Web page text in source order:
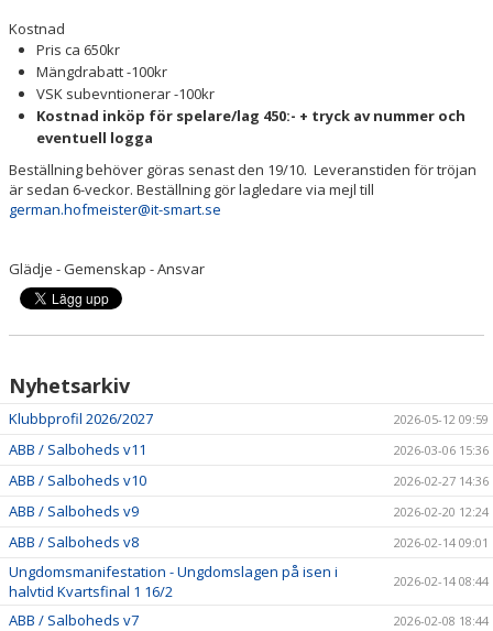
Kostnad
Pris ca 650kr
Mängdrabatt -100kr
VSK subevntionerar -100kr
Kostnad inköp för spelare/lag 450:- + tryck av nummer och
eventuell logga
Beställning behöver göras senast den 19/10. Leveranstiden för tröjan
är sedan 6-veckor. Beställning gör lagledare via mejl till
german.hofmeister@it-smart.se
Glädje - Gemenskap - Ansvar
Nyhetsarkiv
Klubbprofil 2026/2027 2026-05-12 09:59
ABB / Salboheds v11 2026-03-06 15:36
ABB / Salboheds v10 2026-02-27 14:36
ABB / Salboheds v9 2026-02-20 12:24
ABB / Salboheds v8 2026-02-14 09:01
Ungdomsmanifestation - Ungdomslagen på isen i
halvtid Kvartsfinal 1 16/2
2026-02-14 08:44
ABB / Salboheds v7 2026-02-08 18:44